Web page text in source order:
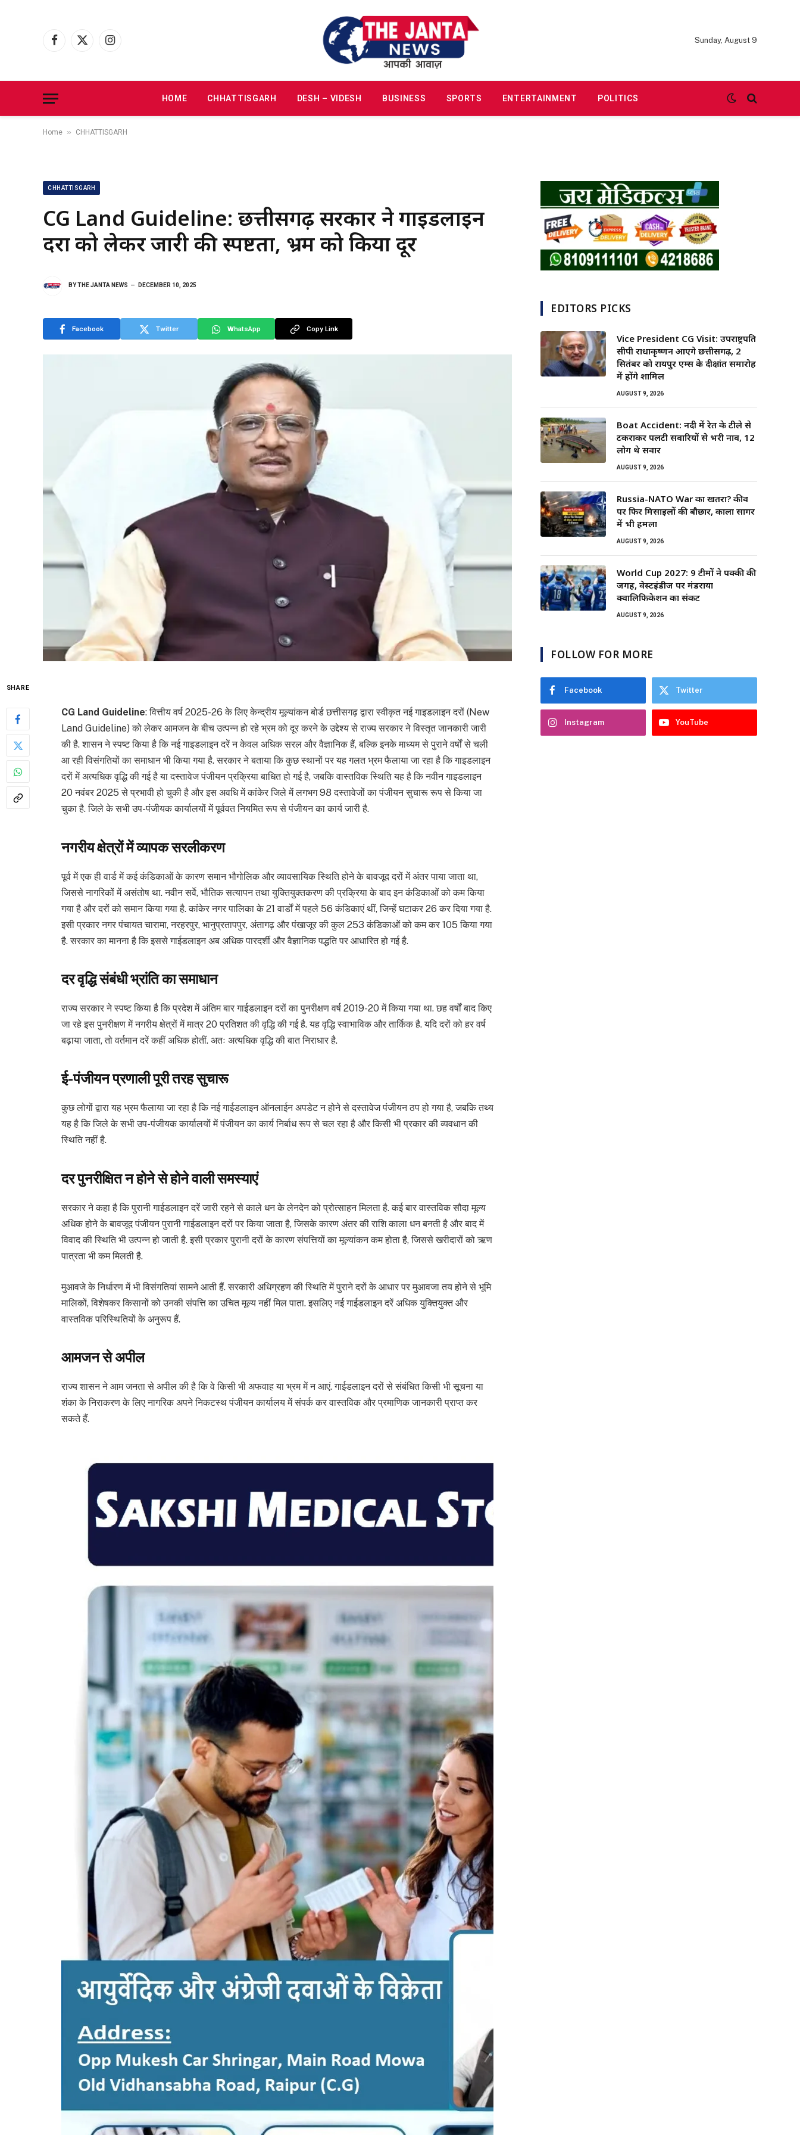
Facebook
X
Instagram
Sunday, August 9
HOME CHHATTISGARH DESH – VIDESH BUSINESS SPORTS ENTERTAINMENT POLITICS
Home » CHHATTISGARH
CHHATTISGARH
CG Land Guideline: छत्तीसगढ़ सरकार ने गाइडलाइन
दरों को लेकर जारी की स्पष्टता, भ्रम को किया दूर
BYTHE JANTA NEWS DECEMBER 10, 2025
Facebook Twitter WhatsApp Copy Link
SHARE
CG Land Guideline: वित्तीय वर्ष 2025-26 के लिए केन्द्रीय मूल्यांकन बोर्ड छत्तीसगढ़ द्वारा स्वीकृत नई गाइडलाइन दरों (New
Land Guideline) को लेकर आमजन के बीच उत्पन्न हो रहे भ्रम को दूर करने के उद्देश्य से राज्य सरकार ने विस्तृत जानकारी जारी
की है. शासन ने स्पष्ट किया है कि नई गाइडलाइन दरें न केवल अधिक सरल और वैज्ञानिक हैं, बल्कि इनके माध्यम से पुराने वर्षों से चली
आ रही विसंगतियों का समाधान भी किया गया है. सरकार ने बताया कि कुछ स्थानों पर यह गलत भ्रम फैलाया जा रहा है कि गाइडलाइन
दरों में अत्यधिक वृद्धि की गई है या दस्तावेज पंजीयन प्रक्रिया बाधित हो गई है, जबकि वास्तविक स्थिति यह है कि नवीन गाइडलाइन
20 नवंबर 2025 से प्रभावी हो चुकी है और इस अवधि में कांकेर जिले में लगभग 98 दस्तावेजों का पंजीयन सुचारू रूप से किया जा
चुका है. जिले के सभी उप-पंजीयक कार्यालयों में पूर्ववत नियमित रूप से पंजीयन का कार्य जारी है.
नगरीय क्षेत्रों में व्यापक सरलीकरण
पूर्व में एक ही वार्ड में कई कंडिकाओं के कारण समान भौगोलिक और व्यावसायिक स्थिति होने के बावजूद दरों में अंतर पाया जाता था,
जिससे नागरिकों में असंतोष था. नवीन सर्वे, भौतिक सत्यापन तथा युक्तियुक्तकरण की प्रक्रिया के बाद इन कंडिकाओं को कम किया
गया है और दरों को समान किया गया है. कांकेर नगर पालिका के 21 वार्डों में पहले 56 कंडिकाएं थीं, जिन्हें घटाकर 26 कर दिया गया है.
इसी प्रकार नगर पंचायत चारामा, नरहरपुर, भानुप्रतापपुर, अंतागढ़ और पंखाजूर की कुल 253 कंडिकाओं को कम कर 105 किया गया
है. सरकार का मानना है कि इससे गाईडलाइन अब अधिक पारदर्शी और वैज्ञानिक पद्धति पर आधारित हो गई है.
दर वृद्धि संबंधी भ्रांति का समाधान
राज्य सरकार ने स्पष्ट किया है कि प्रदेश में अंतिम बार गाईडलाइन दरों का पुनरीक्षण वर्ष 2019-20 में किया गया था. छह वर्षों बाद किए
जा रहे इस पुनरीक्षण में नगरीय क्षेत्रों में मात्र 20 प्रतिशत की वृद्धि की गई है. यह वृद्धि स्वाभाविक और तार्किक है. यदि दरों को हर वर्ष
बढ़ाया जाता, तो वर्तमान दरें कहीं अधिक होतीं. अतः अत्यधिक वृद्धि की बात निराधार है.
ई-पंजीयन प्रणाली पूरी तरह सुचारू
कुछ लोगों द्वारा यह भ्रम फैलाया जा रहा है कि नई गाईडलाइन ऑनलाईन अपडेट न होने से दस्तावेज पंजीयन ठप हो गया है, जबकि तथ्य
यह है कि जिले के सभी उप-पंजीयक कार्यालयों में पंजीयन का कार्य निर्बाध रूप से चल रहा है और किसी भी प्रकार की व्यवधान की
स्थिति नहीं है.
दर पुनरीक्षित न होने से होने वाली समस्याएं
सरकार ने कहा है कि पुरानी गाईडलाइन दरें जारी रहने से काले धन के लेनदेन को प्रोत्साहन मिलता है. कई बार वास्तविक सौदा मूल्य
अधिक होने के बावजूद पंजीयन पुरानी गाईडलाइन दरों पर किया जाता है, जिसके कारण अंतर की राशि काला धन बनती है और बाद में
विवाद की स्थिति भी उत्पन्न हो जाती है. इसी प्रकार पुरानी दरों के कारण संपत्तियों का मूल्यांकन कम होता है, जिससे खरीदारों को ऋण
पात्रता भी कम मिलती है.
मुआवजे के निर्धारण में भी विसंगतियां सामने आती हैं. सरकारी अधिग्रहण की स्थिति में पुराने दरों के आधार पर मुआवजा तय होने से भूमि
मालिकों, विशेषकर किसानों को उनकी संपत्ति का उचित मूल्य नहीं मिल पाता. इसलिए नई गाईडलाइन दरें अधिक युक्तियुक्त और
वास्तविक परिस्थितियों के अनुरूप हैं.
आमजन से अपील
राज्य शासन ने आम जनता से अपील की है कि वे किसी भी अफवाह या भ्रम में न आएं. गाईडलाइन दरों से संबंधित किसी भी सूचना या
शंका के निराकरण के लिए नागरिक अपने निकटस्थ पंजीयन कार्यालय में संपर्क कर वास्तविक और प्रमाणिक जानकारी प्राप्त कर
सकते हैं.
EDITORS PICKS
Vice President CG Visit: उपराष्ट्रपति
सीपी राधाकृष्णन आएंगे छत्तीसगढ़, 2
सितंबर को रायपुर एम्स के दीक्षांत समारोह
में होंगे शामिल
AUGUST 9, 2026
Boat Accident: नदी में रेत के टीले से
टकराकर पलटी सवारियों से भरी नाव, 12
लोग थे सवार
AUGUST 9, 2026
Russia-NATO War का खतरा? कीव
पर फिर मिसाइलों की बौछार, काला सागर
में भी हमला
AUGUST 9, 2026
World Cup 2027: 9 टीमों ने पक्की की
जगह, वेस्टइंडीज पर मंडराया
क्वालिफिकेशन का संकट
AUGUST 9, 2026
FOLLOW FOR MORE
Facebook Twitter
Instagram YouTube